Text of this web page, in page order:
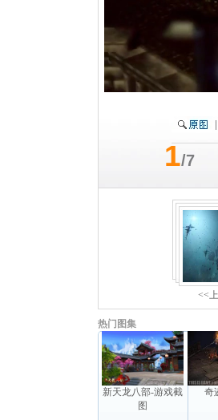
1/7
<<
热门图集
新天龙八部-游戏截
图
奇